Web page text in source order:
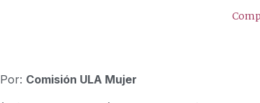
Por: Comisión ULA Mujer